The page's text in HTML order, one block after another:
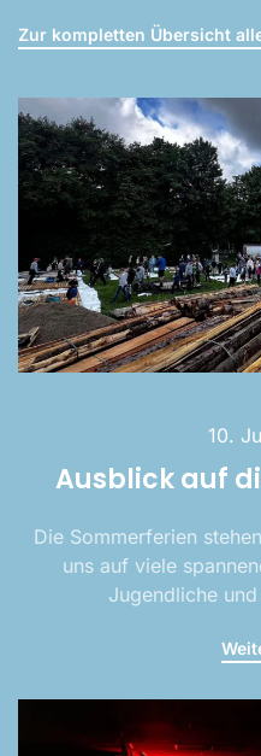
Zur kompletten Übersicht
10.
Ausblick auf
Die Sommerferien
uns auf viele
Jugendliche